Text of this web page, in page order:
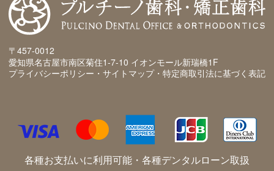
〒457-0012
愛知県名古屋市南区菊住1-7-10 イオンモール新瑞橋1F
プライバシーポリシー・サイトマップ・特定商取引法に基づく表記
各種お支払いに利用可能・各種デンタルローン取扱